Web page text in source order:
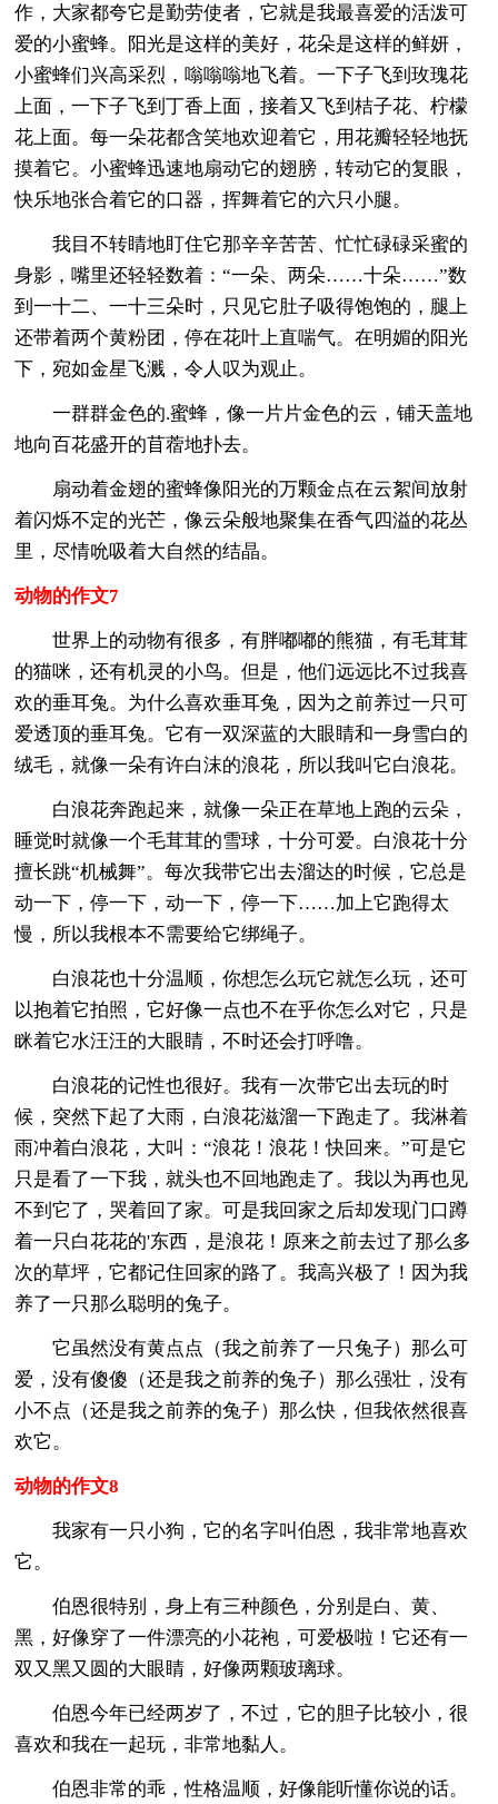
作，大家都夸它是勤劳使者，它就是我最喜爱的活泼可
爱的小蜜蜂。阳光是这样的美好，花朵是这样的鲜妍，
小蜜蜂们兴高采烈，嗡嗡嗡地飞着。一下子飞到玫瑰花
上面，一下子飞到丁香上面，接着又飞到桔子花、柠檬
花上面。每一朵花都含笑地欢迎着它，用花瓣轻轻地抚
摸着它。小蜜蜂迅速地扇动它的翅膀，转动它的复眼，
快乐地张合着它的口器，挥舞着它的六只小腿。
我目不转睛地盯住它那辛辛苦苦、忙忙碌碌采蜜的
身影，嘴里还轻轻数着：“一朵、两朵……十朵……”数
到一十二、一十三朵时，只见它肚子吸得饱饱的，腿上
还带着两个黄粉团，停在花叶上直喘气。在明媚的阳光
下，宛如金星飞溅，令人叹为观止。
一群群金色的.蜜蜂，像一片片金色的云，铺天盖地
地向百花盛开的苜蓿地扑去。
扇动着金翅的蜜蜂像阳光的万颗金点在云絮间放射
着闪烁不定的光芒，像云朵般地聚集在香气四溢的花丛
里，尽情吮吸着大自然的结晶。
动物的作文7
世界上的动物有很多，有胖嘟嘟的熊猫，有毛茸茸
的猫咪，还有机灵的小鸟。但是，他们远远比不过我喜
欢的垂耳兔。为什么喜欢垂耳兔，因为之前养过一只可
爱透顶的垂耳兔。它有一双深蓝的大眼睛和一身雪白的
绒毛，就像一朵有许白沫的浪花，所以我叫它白浪花。
白浪花奔跑起来，就像一朵正在草地上跑的云朵，
睡觉时就像一个毛茸茸的雪球，十分可爱。白浪花十分
擅长跳“机械舞”。每次我带它出去溜达的时候，它总是
动一下，停一下，动一下，停一下……加上它跑得太
慢，所以我根本不需要给它绑绳子。
白浪花也十分温顺，你想怎么玩它就怎么玩，还可
以抱着它拍照，它好像一点也不在乎你怎么对它，只是
眯着它水汪汪的大眼睛，不时还会打呼噜。
白浪花的记性也很好。我有一次带它出去玩的时
候，突然下起了大雨，白浪花滋溜一下跑走了。我淋着
雨冲着白浪花，大叫：“浪花！浪花！快回来。”可是它
只是看了一下我，就头也不回地跑走了。我以为再也见
不到它了，哭着回了家。可是我回家之后却发现门口蹲
着一只白花花的'东西，是浪花！原来之前去过了那么多
次的草坪，它都记住回家的路了。我高兴极了！因为我
养了一只那么聪明的兔子。
它虽然没有黄点点（我之前养了一只兔子）那么可
爱，没有傻傻（还是我之前养的兔子）那么强壮，没有
小不点（还是我之前养的兔子）那么快，但我依然很喜
欢它。
动物的作文8
我家有一只小狗，它的名字叫伯恩，我非常地喜欢
它。
伯恩很特别，身上有三种颜色，分别是白、黄、
黑，好像穿了一件漂亮的小花袍，可爱极啦！它还有一
双又黑又圆的大眼睛，好像两颗玻璃球。
伯恩今年已经两岁了，不过，它的胆子比较小，很
喜欢和我在一起玩，非常地黏人。
伯恩非常的乖，性格温顺，好像能听懂你说的话。